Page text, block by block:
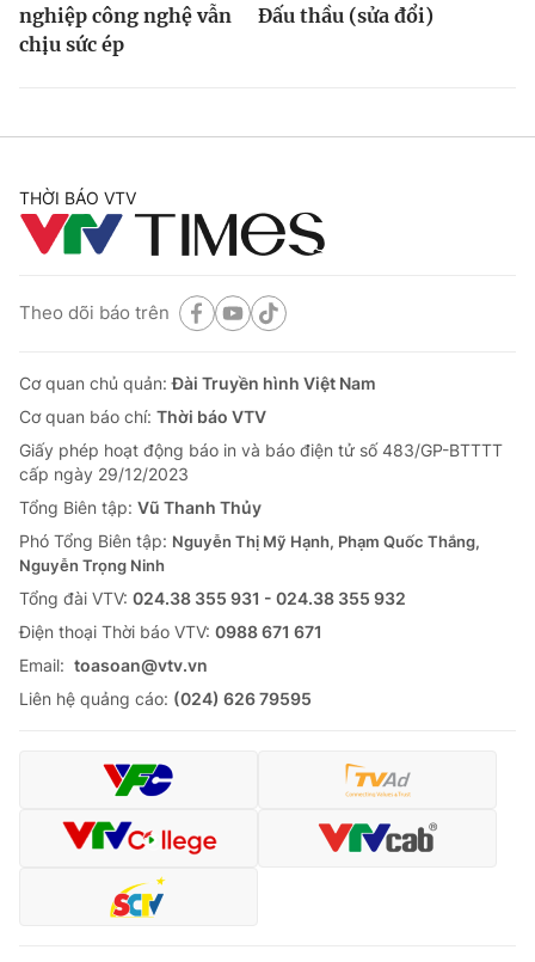
nghiệp công nghệ vẫn
chịu sức ép
Đấu thầu (sửa đổi)
THỜI BÁO VTV
Theo dõi báo trên
Cơ quan chủ quản:Đài Truyền hình Việt Nam
Cơ quan báo chí: Thời báo VTV
Giấy phép hoạt động báo in và báo điện tử số 483/GP-BTTTT
cấp ngày 29/12/2023
Tổng Biên tập: Vũ Thanh Thủy
Phó Tổng Biên tập: Nguyễn Thị Mỹ Hạnh, Phạm Quốc Thắng,
Nguyễn Trọng Ninh
Tổng đài VTV: 024.38 355 931 - 024.38 355 932
Ðiện thoại Thời báo VTV: 0988 671 671
Email: toasoan@vtv.vn
Liên hệ quảng cáo: (024) 626 79595